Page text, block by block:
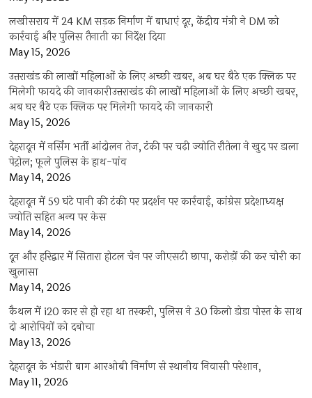
लखीसराय में 24 KM सड़क निर्माण में बाधाएं दूर, केंद्रीय मंत्री ने DM को
कार्रवाई और पुलिस तैनाती का निर्देश दिया
May 15, 2026
उत्तराखंड की लाखों महिलाओं के लिए अच्छी खबर, अब घर बैठे एक क्लिक पर
मिलेगी फायदे की जानकारीउत्तराखंड की लाखों महिलाओं के लिए अच्छी खबर,
अब घर बैठे एक क्लिक पर मिलेगी फायदे की जानकारी
May 15, 2026
देहरादून में नर्सिंग भर्ती आंदोलन तेज, टंकी पर चढ़ी ज्योति रौतेला ने खुद पर डाला
पेट्रोल; फूले पुलिस के हाथ-पांव
May 14, 2026
देहरादून में 59 घंटे पानी की टंकी पर प्रदर्शन पर कार्रवाई, कांग्रेस प्रदेशाध्यक्ष
ज्योति सहित अन्य पर केस
May 14, 2026
दून और हरिद्वार में सितारा होटल चेन पर जीएसटी छापा, करोड़ों की कर चोरी का
खुलासा
May 14, 2026
कैथल में i20 कार से हो रहा था तस्करी, पुलिस ने 30 किलो डोडा पोस्त के साथ
दो आरोपियों को दबोचा
May 13, 2026
देहरादून के भंडारी बाग आरओबी निर्माण से स्थानीय निवासी परेशान,
May 11, 2026